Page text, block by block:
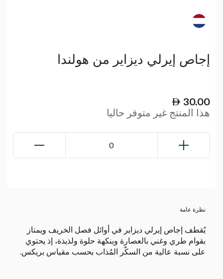
إجاص إيرلي ديزاير من هولندا
30.00
هذا المنتج غير متوفر حاليا
0
نظرة عامة
يُقطف إجاص إيرلي ديزاير في أوائل فصل الخريف ويمتاز
بقوام طري وغني بالعصارة وبنكهة حلوة ولذيذة، إذ يحتوي
على نسبة عالية من السكّر المُذاب بحسب مقياس بريكس.